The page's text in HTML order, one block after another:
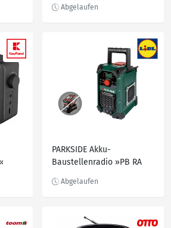
PARKSIDE Akku-
Baustellenradio »PB RA
V, ohne Akku und